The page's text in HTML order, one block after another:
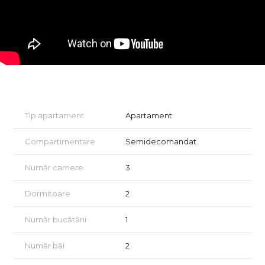
Construit cu atenție la detalii și materiale premium, acest bloc
depășește standardele construcțiilor noi obișnuite.
- Izolatie cu vata bazaltica
- Incalzire in pardoseala
- Centrala termica in condensatie
- Tamplarie PVC cu 5 camere si 3 foi de sticla
- Casa scarii placata cu granit
Unic în Sibiu prin densitatea redusă a construcțiilor și
abundența spațiilor verzi, ansamblul redefinește conceptul de
locuire modernă.
C. Spații verzi si confort în locuire
- 45% din suprafata destinata spatiilor verzi
Tip apartament Apartament
Compartimentare Semidecomandat
Număr camere 3
Dormitoare 2
Număr bucătării 1
Număr băi 2